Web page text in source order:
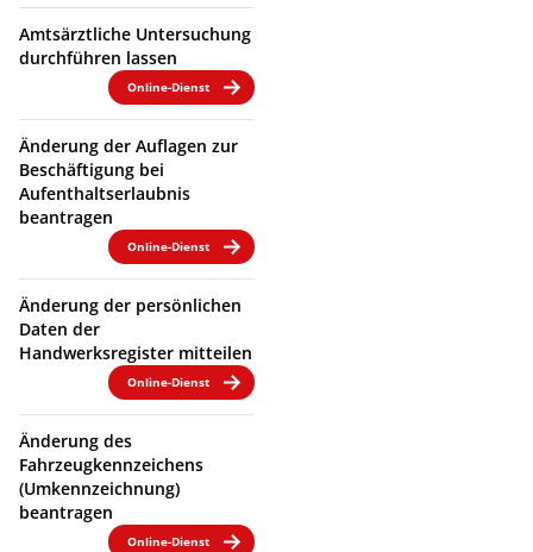
Amtsärztliche Untersuchung
durchführen lassen
Online-Dienst
Änderung der Auflagen zur
Beschäftigung bei
Aufenthaltserlaubnis
beantragen
Online-Dienst
Änderung der persönlichen
Daten der
Handwerksregister mitteilen
Online-Dienst
Änderung des
Fahrzeugkennzeichens
(Umkennzeichnung)
beantragen
Online-Dienst